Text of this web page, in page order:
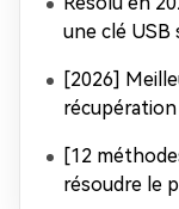
une clé USB
[2026]
récupération
[12
résoudre le